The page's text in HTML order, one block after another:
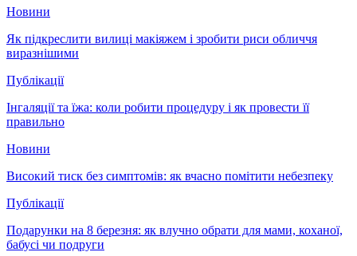
Новини
Як підкреслити вилиці макіяжем і зробити риси обличчя
виразнішими
Публікації
Інгаляції та їжа: коли робити процедуру і як провести її
правильно
Новини
Високий тиск без симптомів: як вчасно помітити небезпеку
Публікації
Подарунки на 8 березня: як влучно обрати для мами, коханої,
бабусі чи подруги